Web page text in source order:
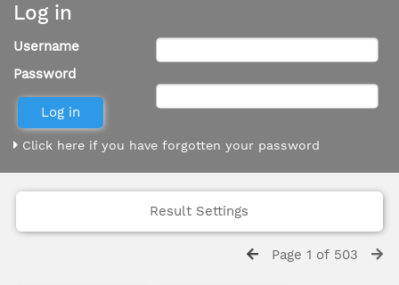
Log in
Username
Password
Click here if you have forgotten your password
Result Settings
Page 1 of 503